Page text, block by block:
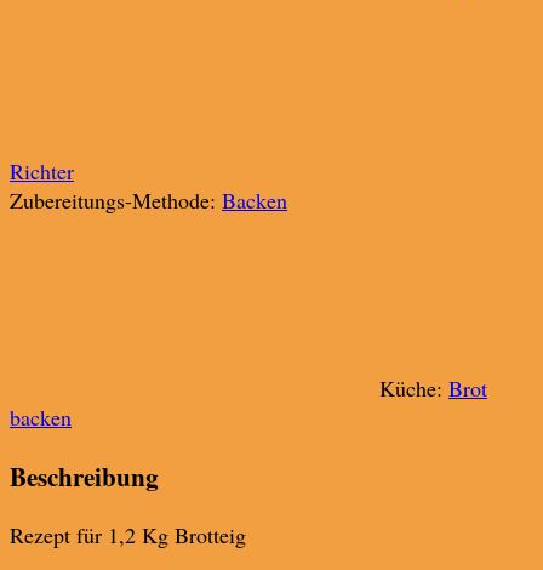
Richter
Zubereitungs-Methode: Backen
Küche: Brot
backen
Beschreibung
Rezept für 1,2 Kg Brotteig